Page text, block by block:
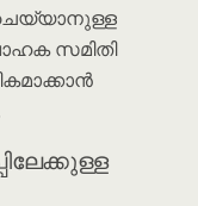
സമിതി